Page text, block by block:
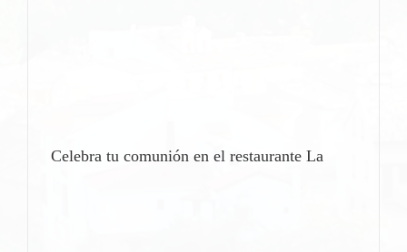
Celebra tu comunión en el restaurante La